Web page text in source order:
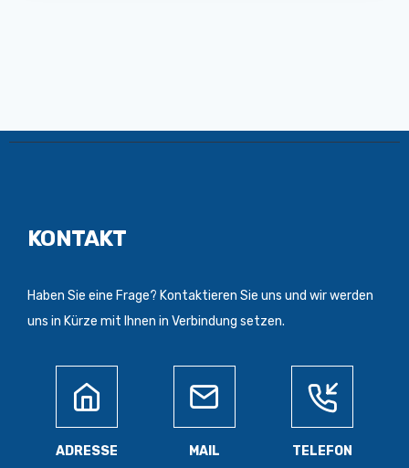
KONTAKT
Haben Sie eine Frage? Kontaktieren Sie uns und wir werden
uns in Kürze mit Ihnen in Verbindung setzen.
ADRESSE
MAIL
TELEFON